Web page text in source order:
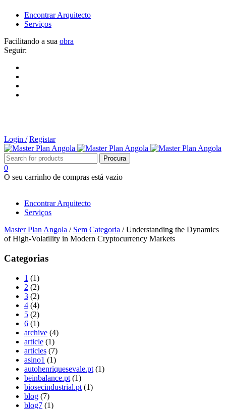
Encontrar Arquitecto
Serviços
Facilitando a sua obra
Seguir:
Login / Registar
0
O seu carrinho de compras está vazio
Encontrar Arquitecto
Serviços
Master Plan Angola / Sem Categoria / Understanding the Dynamics
of High-Volatility in Modern Cryptocurrency Markets
Categorias
1 (1)
2 (2)
3 (2)
4 (4)
5 (2)
6 (1)
archive (4)
article (1)
articles (7)
asino1 (1)
autohenriquesevale.pt (1)
beinbalance.pt (1)
biosecindustrial.pt (1)
blog (7)
blog7 (1)